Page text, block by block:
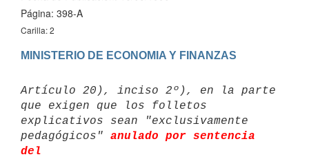
Página: 398-A
Carilla: 2
MINISTERIO DE ECONOMIA Y FINANZAS
Artículo 20), inciso 2º), en la parte
que exigen que los folletos
explicativos sean "exclusivamente
pedagógicos" anulado por sentencia
del